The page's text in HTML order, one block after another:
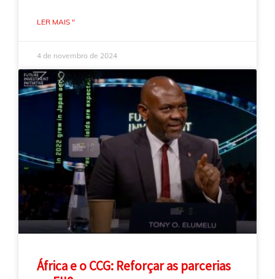
LER MAIS "
4 de novembro de 2024
África e o CCG: Reforçar as parcerias